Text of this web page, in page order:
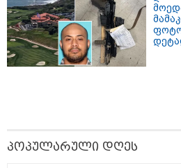
პოპულარული დღეს